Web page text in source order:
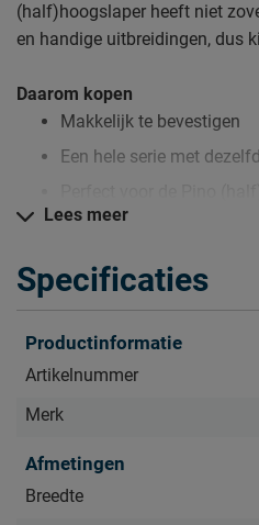
(half)hoogslaper heeft niet
en handige uitbreidingen, dus
Daarom kopen
Makkelijk te bevestigen
Een hele serie met
Zo blijft Hangtablet Pino lang
Kijk bij het kopje ‘Goed om te
Lees meer
Specificaties
Productinformatie
Artikelnummer
Merk
Afmetingen
Breedte